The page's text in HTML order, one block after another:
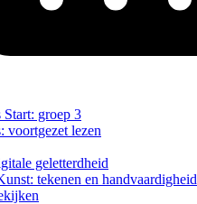
Start: groep 3
voortgezet lezen
geletterdheid
tekenen en handvaardigheid